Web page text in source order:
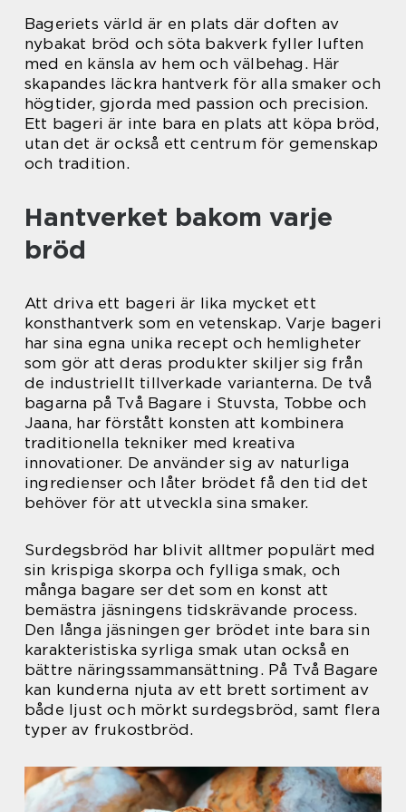
Bageriets värld är en plats där doften av
nybakat bröd och söta bakverk fyller luften
med en känsla av hem och välbehag. Här
skapandes läckra hantverk för alla smaker och
högtider, gjorda med passion och precision.
Ett bageri är inte bara en plats att köpa bröd,
utan det är också ett centrum för gemenskap
och tradition.
Hantverket bakom varje
bröd
Att driva ett bageri är lika mycket ett
konsthantverk som en vetenskap. Varje bageri
har sina egna unika recept och hemligheter
som gör att deras produkter skiljer sig från
de industriellt tillverkade varianterna. De två
bagarna på Två Bagare i Stuvsta, Tobbe och
Jaana, har förstått konsten att kombinera
traditionella tekniker med kreativa
innovationer. De använder sig av naturliga
ingredienser och låter brödet få den tid det
behöver för att utveckla sina smaker.
Surdegsbröd har blivit alltmer populärt med
sin krispiga skorpa och fylliga smak, och
många bagare ser det som en konst att
bemästra jäsningens tidskrävande process.
Den långa jäsningen ger brödet inte bara sin
karakteristiska syrliga smak utan också en
bättre näringssammansättning. På Två Bagare
kan kunderna njuta av ett brett sortiment av
både ljust och mörkt surdegsbröd, samt flera
typer av frukostbröd.